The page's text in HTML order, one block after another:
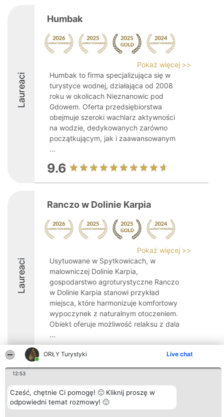
ORŁY Turystyki Live chat
12:53
Cześć, chętnie Ci pomogę! 🙂 Kliknij proszę w
odpowiedni temat rozmowy! 🙂
Laureaci
Humbak
Pokaż więcej >>
Humbak to firma specjalizująca się w
turystyce wodnej, działająca od 2008
roku w okolicach Nieznanowic pod
Gdowem. Oferta przedsiębiorstwa
obejmuje szeroki wachlarz aktywności
na wodzie, dedykowanych zarówno
początkującym, jak i zaawansowanym
...
9.6
Laureaci
Ranczo w Dolinie Karpia
Pokaż więcej >>
Usytuowane w Spytkowicach, w
malowniczej Dolinie Karpia,
gospodarstwo agroturystyczne Ranczo
w Dolinie Karpia stanowi przykład
miejsca, które harmonizuje komfortowy
wypoczynek z naturalnym otoczeniem.
Obiekt oferuje możliwość relaksu z dala
...
9.9
Organizator plebiscytu
Bright Side Solutions sp. z o.
o. sp. k.
ul. Ruska 22
Plebiscyt
Laureaci
Lista
wszystkich
Kontakt